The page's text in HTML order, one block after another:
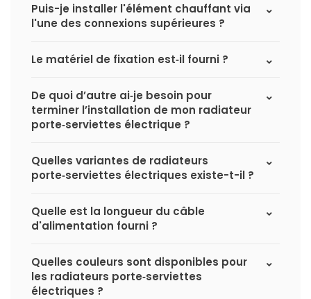
Puis-je installer l'élément chauffant via
l'une des connexions supérieures ?
Le matériel de fixation est‑il fourni ?
De quoi d’autre ai‑je besoin pour
terminer l’installation de mon radiateur
porte‑serviettes électrique ?
Quelles variantes de radiateurs
porte‑serviettes électriques existe-t-il ?
Quelle est la longueur du câble
d'alimentation fourni ?
Quelles couleurs sont disponibles pour
les radiateurs porte‑serviettes
électriques ?